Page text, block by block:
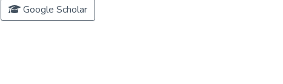
Google Scholar